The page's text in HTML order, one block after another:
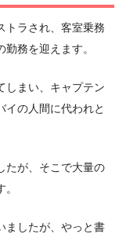
トラされ、客室乗務
務を迎えます。
しまい、キャプテン
イの人間に代われと
たが、そこで大量の
ましたが、やっと書